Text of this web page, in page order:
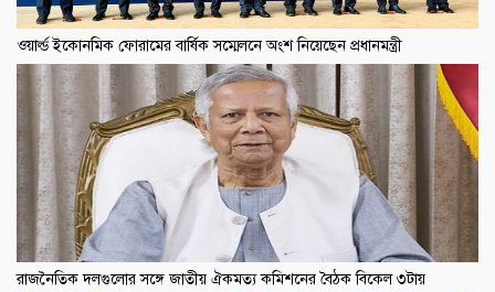
ওয়ার্ল্ড ইকোনমিক ফোরামের বার্ষিক সম্মেলনে অংশ নিয়েছেন প্রধানমন্ত্রী
রাজনৈতিক দলগুলোর সঙ্গে জাতীয় ঐকমত্য কমিশনের বৈঠক বিকেল ৩টায়